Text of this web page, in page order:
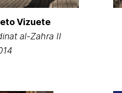
Vizuete
al-Zahra II